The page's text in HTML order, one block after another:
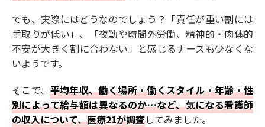
でも、実際にはどうなのでしょう？「責任が重い割には
手取りが低い」、「夜勤や時間外労働、精神的・肉体的
不安が大きく割に合わない」と感じるナースも少なくな
いようです。
そこで、 平均年収、働く場所・働くスタイル・年齢・性
別によって給与額は異なるのか…など、気になる看護師
の収入について、医療21が調査してみました。